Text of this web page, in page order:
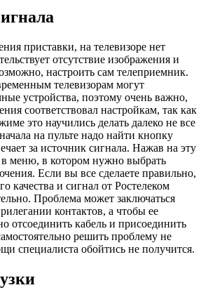
приставки, на телевизоре нет
отсутствие изображения и
настроить сам телеприемник.
телевизорам могут
устройства, поэтому очень важно,
соответствовал настройкам, так как
это научились делать далеко не все
на пульте надо найти кнопку
за источник сигнала. Нажав на эту
меню, в котором нужно выбрать
Если вы все сделаете правильно,
качества и сигнал от Ростелеком
Проблема может заключаться
контактов, а чтобы ее
отсоединить кабель и присоединить
решить проблему не
специалиста обойтись не получится.